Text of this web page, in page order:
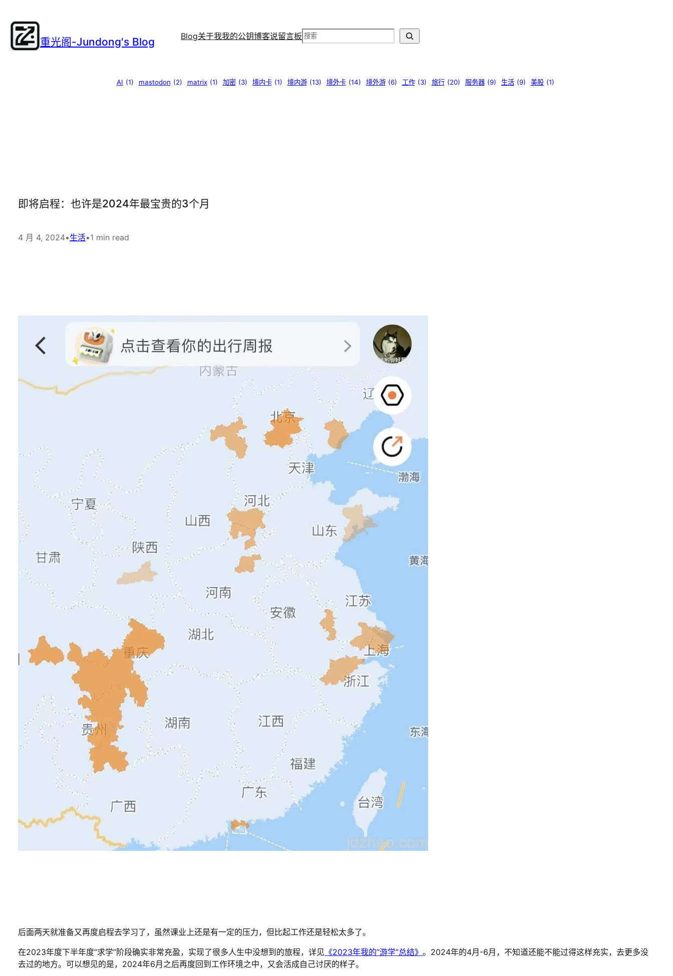
至
容
重光阁-Jundong's Blog Blog关于我我的公钥博客说留言板 搜
索
AI (1) mastodon (2) matrix (1) 加密 (3) 境内卡 (1) 境内游 (13) 境外卡 (14) 境外游 (6) 工作 (3) 旅行 (20) 服务器 (9) 生活 (9) 美股 (1)
即将启程：也许是2024年最宝贵的3个月
4 月 4, 2024•生活•1 min read
后面两天就准备又再度启程去学习了，虽然课业上还是有一定的压力，但比起工作还是轻松太多了。
在2023年度下半年度“求学”阶段确实非常充盈，实现了很多人生中没想到的旅程，详见 《2023年我的“游学”总结》 。2024年的4月-6月，不知道还能不能过得这样充实，去更多没
去过的地方。可以想见的是，2024年6月之后再度回到工作环境之中，又会活成自己讨厌的样子。